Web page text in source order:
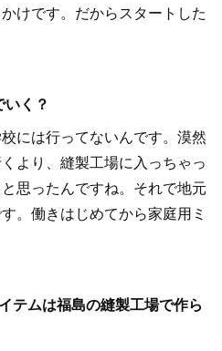
けです。だからスタートした
く？
には行ってないんです。漠然
より、縫製工場に入っちゃっ
思ったんですね。それで地元
。働きはじめてから家庭用ミ
テムは福島の縫製工場で作ら